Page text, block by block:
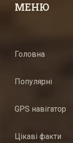
МЕНЮ
Головна
Популярні
GPS навігатор
Цікаві факти